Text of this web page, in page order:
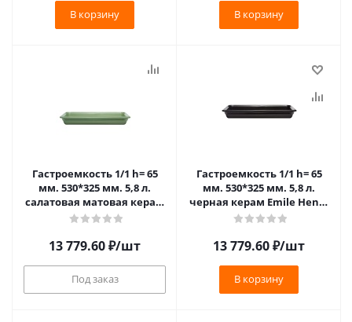
В корзину В корзину
Гастроемкость 1/1 h= 65
мм. 530*325 мм. 5,8 л.
салатовая матовая керам
Emile Henry /1/2/100/ ТП
13 779.60₽/шт
Под заказ
Гастроемкость 1/1 h= 65
мм. 530*325 мм. 5,8 л.
черная керам Emile Henry
/1/2/100/ ТП
13 779.60₽/шт
В корзину